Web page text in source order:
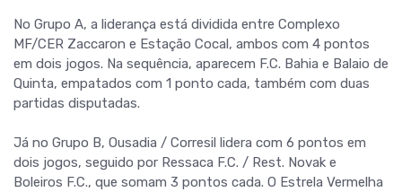
No Grupo A, a liderança está dividida entre Complexo
MF/CER Zaccaron e Estação Cocal, ambos com 4 pontos
em dois jogos. Na sequência, aparecem F.C. Bahia e Balaio de
Quinta, empatados com 1 ponto cada, também com duas
partidas disputadas.
Já no Grupo B, Ousadia / Corresil lidera com 6 pontos em
dois jogos, seguido por Ressaca F.C. / Rest. Novak e
Boleiros F.C., que somam 3 pontos cada. O Estrela Vermelha